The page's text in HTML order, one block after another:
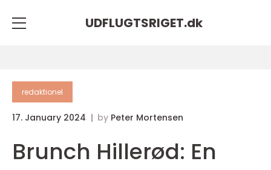
UDFLUGTSRIGET.dk
redaktionel
17. January 2024 by Peter Mortensen
Brunch Hillerød: En